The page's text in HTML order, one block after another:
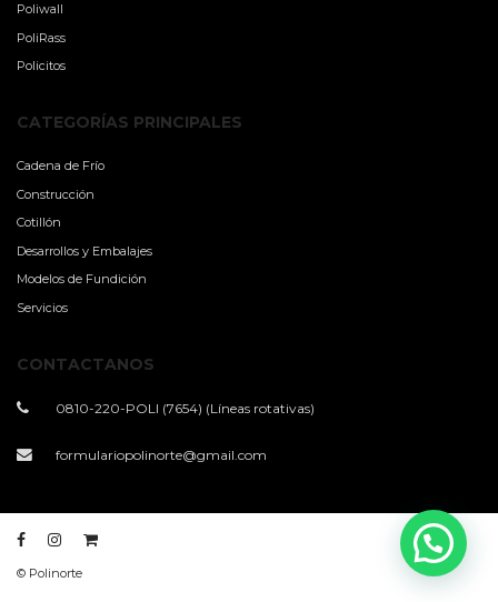
Poliwall
PoliRass
Policitos
CATEGORÍAS PRINCIPALES
Cadena de Frío
Construcción
Cotillón
Desarrollos y Embalajes
Modelos de Fundición
Servicios
CONTACTANOS
0810-220-POLI (7654) (Líneas rotativas)
formulariopolinorte@gmail.com
© Polinorte